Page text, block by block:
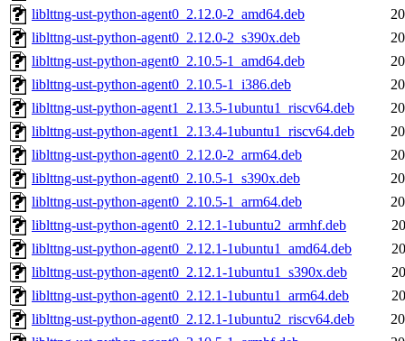
liblttng-ust-python-agent0_2.12.0-2_amd64.deb
liblttng-ust-python-agent0_2.12.0-2_s390x.deb
liblttng-ust-python-agent0_2.10.5-1_amd64.deb
liblttng-ust-python-agent0_2.10.5-1_i386.deb
liblttng-ust-python-agent1_2.13.5-1ubuntu1_riscv64.deb
liblttng-ust-python-agent1_2.13.4-1ubuntu1_riscv64.deb
liblttng-ust-python-agent0_2.12.0-2_arm64.deb
liblttng-ust-python-agent0_2.10.5-1_s390x.deb
liblttng-ust-python-agent0_2.10.5-1_arm64.deb
liblttng-ust-python-agent0_2.12.1-1ubuntu2_armhf.deb
liblttng-ust-python-agent0_2.12.1-1ubuntu1_amd64.deb
liblttng-ust-python-agent0_2.12.1-1ubuntu1_s390x.deb
liblttng-ust-python-agent0_2.12.1-1ubuntu1_arm64.deb
liblttng-ust-python-agent0_2.12.1-1ubuntu2_riscv64.deb